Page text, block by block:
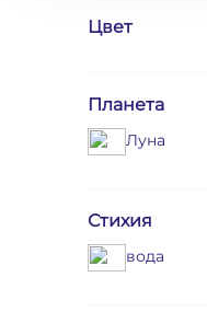
Цвет
Планета
Луна
Стихия
вода